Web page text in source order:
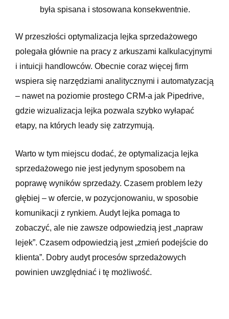
była spisana i stosowana konsekwentnie.
W przeszłości optymalizacja lejka sprzedażowego
polegała głównie na pracy z arkuszami kalkulacyjnymi
i intuicji handlowców. Obecnie coraz więcej firm
wspiera się narzędziami analitycznymi i automatyzacją
– nawet na poziomie prostego CRM-a jak Pipedrive,
gdzie wizualizacja lejka pozwala szybko wyłapać
etapy, na których leady się zatrzymują.
Warto w tym miejscu dodać, że optymalizacja lejka
sprzedażowego nie jest jedynym sposobem na
poprawę wyników sprzedaży. Czasem problem leży
głębiej – w ofercie, w pozycjonowaniu, w sposobie
komunikacji z rynkiem. Audyt lejka pomaga to
zobaczyć, ale nie zawsze odpowiedzią jest „napraw
lejek”. Czasem odpowiedzią jest „zmień podejście do
klienta”. Dobry audyt procesów sprzedażowych
powinien uwzględniać i tę możliwość.